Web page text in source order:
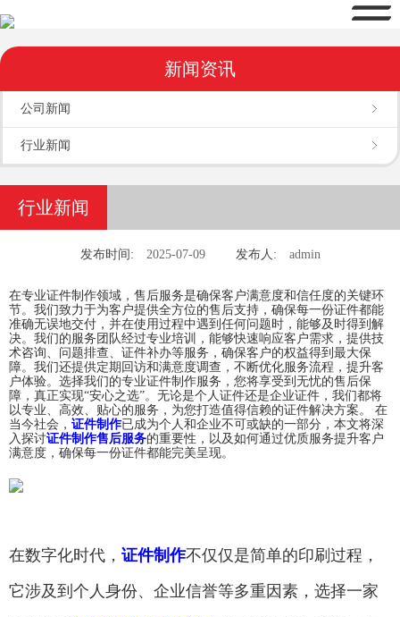
新闻资讯
公司新闻
行业新闻
行业新闻
发布时间: 2025-07-09 发布人: admin
在专业证件制作领域，售后服务是确保客户满意度和信任度的关键环
节。我们致力于为客户提供全方位的售后支持，确保每一份证件都能
准确无误地交付，并在使用过程中遇到任何问题时，能够及时得到解
决。我们的服务团队经过专业培训，能够快速响应客户需求，提供技
术咨询、问题排查、证件补办等服务，确保客户的权益得到最大保
障。我们还提供定期回访和满意度调查，不断优化服务流程，提升客
户体验。选择我们的专业证件制作服务，您将享受到无忧的售后保
障，真正实现“安心之选”。无论是个人证件还是企业证件，我们都将
以专业、高效、贴心的服务，为您打造值得信赖的证件解决方案。 在
当今社会， 证件制作已成为个人和企业不可或缺的一部分，本文将深
入探讨证件制作售后服务的重要性，以及如何通过优质服务提升客户
满意度，确保每一份证件都能完美呈现。
在数字化时代， 证件制作不仅仅是简单的印刷过程，
它涉及到个人身份、企业信誉等多重因素，选择一家